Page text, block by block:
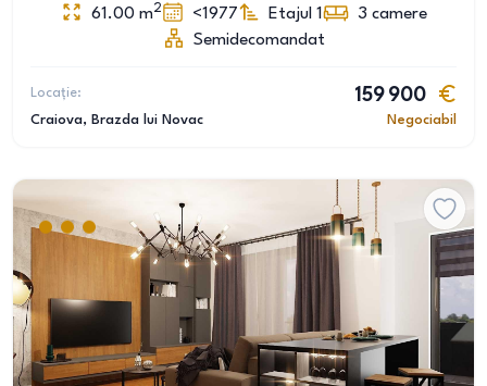
61.00 m2 <1977 Etajul 1 3 camere
Semidecomandat
Locație:
Craiova, Brazda lui Novac
159 900
Negociabil